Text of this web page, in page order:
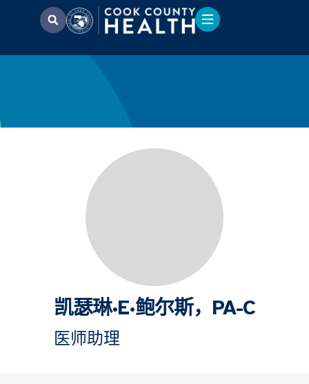
凯瑟琳·E·鲍尔斯，PA-C
医师助理